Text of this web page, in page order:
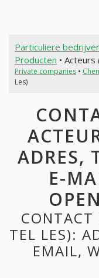
Particuliere
Producten •
Private companies•
Les)
ADRES,
E-
CONTACT
TEL LES):
EMAIL,